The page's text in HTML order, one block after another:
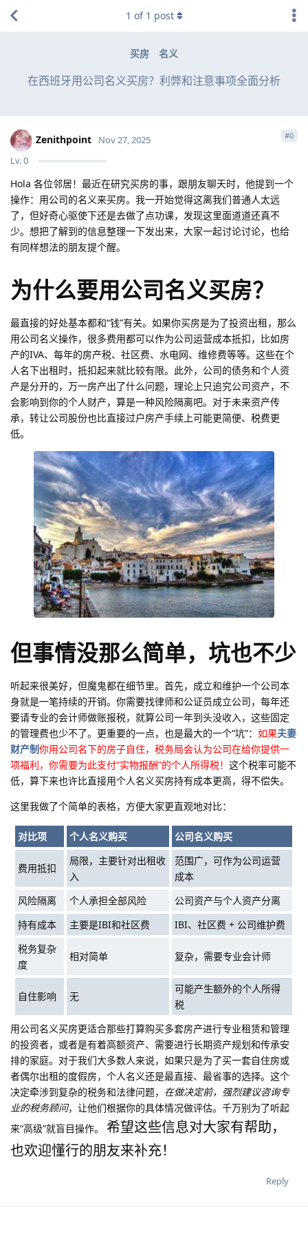
买房 名义
在西班牙用公司名义买房？利弊和注意事项全面分析
1 of 1 post
Zenithpoint
Lv.0
Nov 27, 2025 #0
Hola 各位邻居！最近在研究买房的事，跟朋友聊天时，他提到一个
操作：用公司的名义来买房。我一开始觉得这离我们普通人太远
了，但好奇心驱使下还是去做了点功课，发现这里面道道还真不
少。想把了解到的信息整理一下发出来，大家一起讨论讨论，也给
有同样想法的朋友提个醒。
为什么要用公司名义买房？
最直接的好处基本都和“钱”有关。如果你买房是为了投资出租，那么
用公司名义操作，很多费用都可以作为公司运营成本抵扣，比如房
产的IVA、每年的房产税、社区费、水电网、维修费等等。这些在个
人名下出租时，抵扣起来就比较有限。此外，公司的债务和个人资
产是分开的，万一房产出了什么问题，理论上只追究公司资产，不
会影响到你的个人财产，算是一种风险隔离吧。对于未来资产传
承，转让公司股份也比直接过户房产手续上可能更简便、税费更
低。
但事情没那么简单，坑也不少
听起来很美好，但魔鬼都在细节里。首先，成立和维护一个公司本
身就是一笔持续的开销。你需要找律师和公证员成立公司，每年还
要请专业的会计师做账报税，就算公司一年到头没收入，这些固定
的管理费也少不了。更重要的一点，也是最大的一个“坑”： 如果夫妻
财产制你用公司名下的房子自住，税务局会认为公司在给你提供一
项福利，你需要为此支付“实物报酬”的个人所得税！ 这个税率可能不
低，算下来也许比直接用个人名义买房持有成本更高，得不偿失。
这里我做了个简单的表格，方便大家更直观地对比：
对比项 个人名义购买 公司名义购买
费用抵扣
局限，主要针对出租收
入
范围广，可作为公司运营
成本
风险隔离
个人承担全部风险
公司资产与个人资产分离
持有成本
主要是IBI和社区费
IBI、社区费 + 公司维护费
税务复杂
度
相对简单 复杂，需要专业会计师
自住影响 无
可能产生额外的个人所得
税
用公司名义买房更适合那些打算购买多套房产进行专业租赁和管理
的投资者，或者是有着高额资产、需要进行长期资产规划和传承安
排的家庭。对于我们大多数人来说，如果只是为了买一套自住房或
者偶尔出租的度假房，个人名义还是最直接、最省事的选择。这个
决定牵涉到复杂的税务和法律问题， 在做决定前，强烈建议咨询专
业的税务顾问，让他们根据你的具体情况做评估。千万别为了听起
来“高级”就盲目操作。 希望这些信息对大家有帮助，
也欢迎懂行的朋友来补充！
Reply